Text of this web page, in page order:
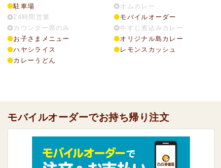
駐車場
24時間営業
カウンター席のみ
お子さまメニュー
ハヤシライス
カレーうどん
オムカレー
モバイルオーダー
牛すじ煮込みカレー
オリジナル島カレー
レモンスカッシュ
モバイルオーダーでお持ち帰り注文